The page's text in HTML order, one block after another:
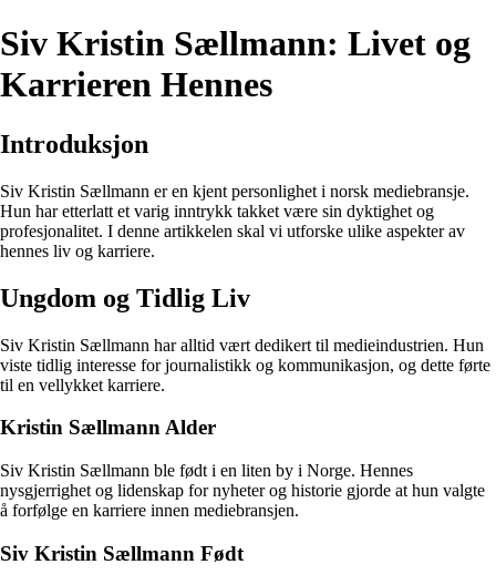
Siv Kristin Sællmann: Livet og
Karrieren Hennes
Introduksjon
Siv Kristin Sællmann er en kjent personlighet i norsk mediebransje.
Hun har etterlatt et varig inntrykk takket være sin dyktighet og
profesjonalitet. I denne artikkelen skal vi utforske ulike aspekter av
hennes liv og karriere.
Ungdom og Tidlig Liv
Siv Kristin Sællmann har alltid vært dedikert til medieindustrien. Hun
viste tidlig interesse for journalistikk og kommunikasjon, og dette førte
til en vellykket karriere.
Kristin Sællmann Alder
Siv Kristin Sællmann ble født i en liten by i Norge. Hennes
nysgjerrighet og lidenskap for nyheter og historie gjorde at hun valgte
å forfølge en karriere innen mediebransjen.
Siv Kristin Sællmann Født